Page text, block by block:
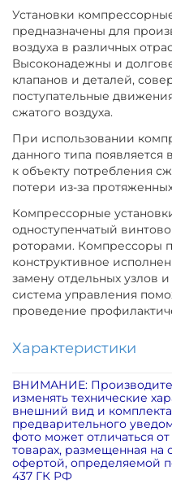
Установки
предназначены для
воздуха в различных
Высоконадежны и
клапанов и деталей,
поступательные
сжатого воздуха.
При использовании
данного типа
к объекту потребления
потери из-за
Компрессорные
одноступенчатый
роторами. Компрессоры
конструктивное
замену отдельных узлов
система управления
проведение
Характеристики
ВНИМАНИЕ:
изменять технические
внешний вид и
предварительного
фото может отличаться
товарах, размещенная на
офертой, определяемой
437 ГК РФ